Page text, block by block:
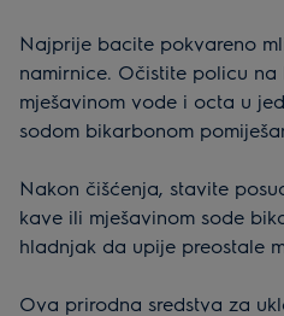
Najprije bacite pokvareno
namirnice. Očistite policu
mješavinom vode i octa u
sodom bikarbonom
Nakon čišćenja, stavite
kave ili mješavinom sode
hladnjak da upije preostale
Ova prirodna sredstva za